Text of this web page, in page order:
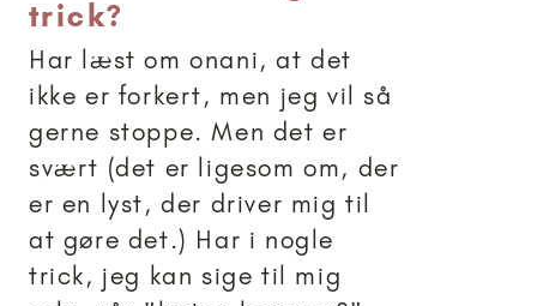
trick?
Har læst om onani, at det
ikke er forkert, men jeg vil så
gerne stoppe. Men det er
svært (det er ligesom om, der
er en lyst, der driver mig til
at gøre det.) Har i nogle
trick, jeg kan sige til mig